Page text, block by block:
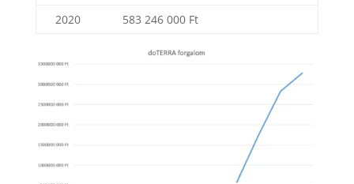
2020 583 246 000 Ft